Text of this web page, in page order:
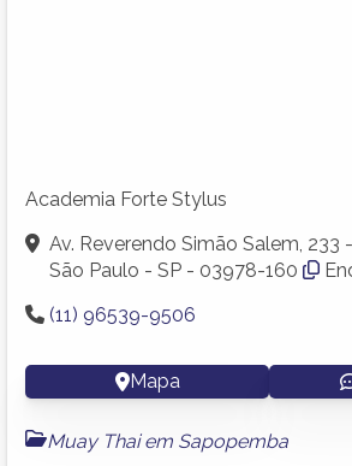
Academia Forte Stylus
Av. Reverendo Simão Salem, 233
São Paulo - SP - 03978-160
(11) 96539-9506
Mapa
Muay Thai em Sapopemba